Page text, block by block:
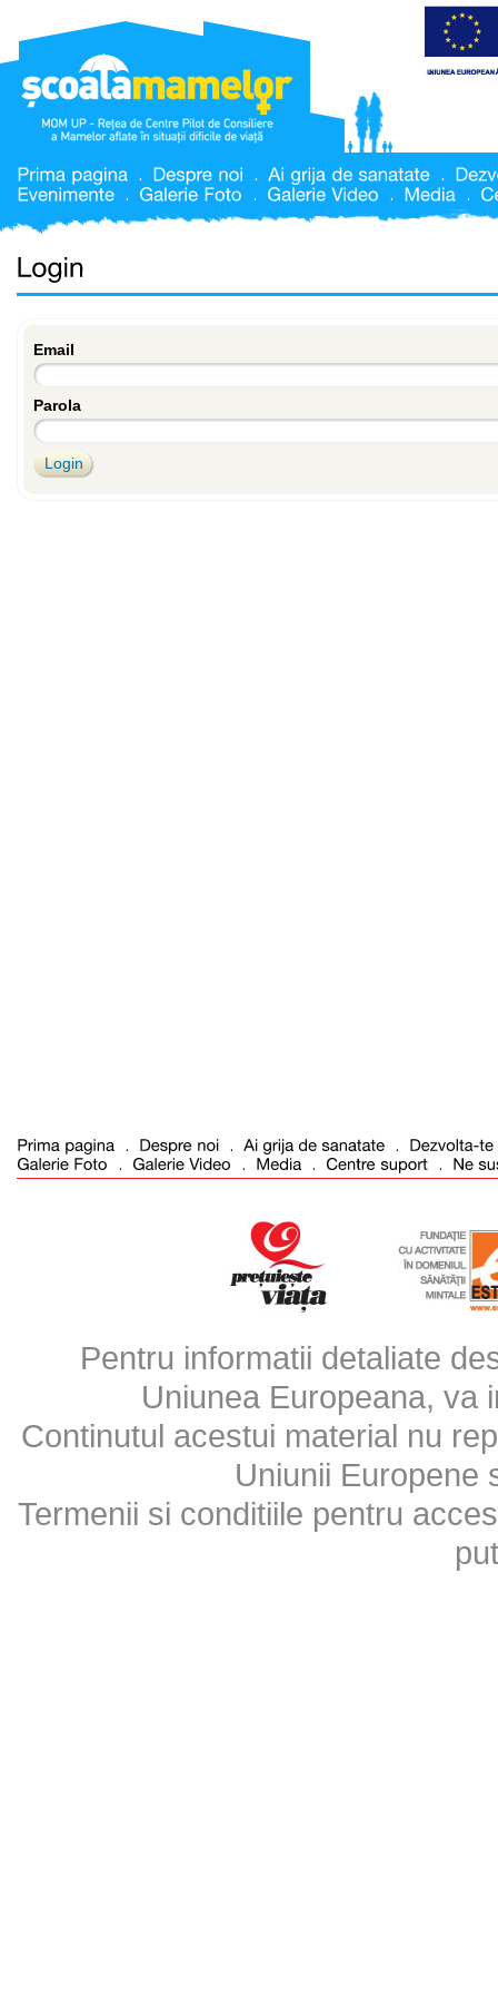
Email
Parola
Pentru informatii detaliate
Uniunea Europeana, va
Continutul acestui material nu
Uniunii Europene
Termenii si conditiile pentru